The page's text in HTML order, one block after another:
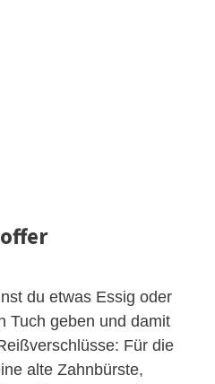
du etwas Essig oder
Tuch geben und damit
Für die
alte Zahnbürste,